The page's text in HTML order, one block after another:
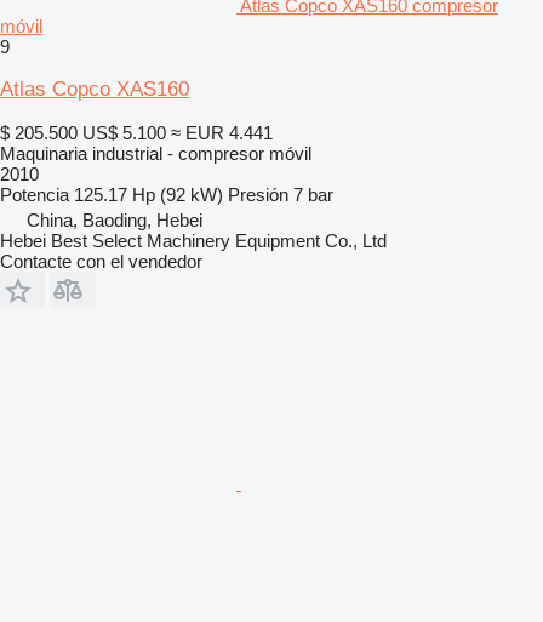
Atlas Copco XAS160 compresor
móvil
9
Atlas Copco XAS160
$ 205.500 US$ 5.100 ≈ EUR 4.441
Maquinaria industrial - compresor móvil
2010
Potencia 125.17 Hp (92 kW) Presión 7 bar
China, Baoding, Hebei
Hebei Best Select Machinery Equipment Co., Ltd
Contacte con el vendedor